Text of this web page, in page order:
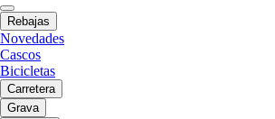
Rebajas
Novedades
Cascos
Bicicletas
Carretera
Grava